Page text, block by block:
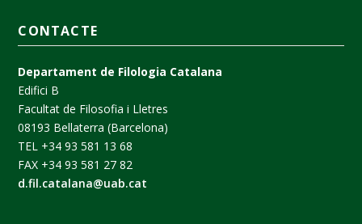
CONTACTE
Departament de Filologia Catalana
Edifici B
Facultat de Filosofia i Lletres
08193 Bellaterra (Barcelona)
TEL +34 93 581 13 68
FAX +34 93 581 27 82
d.fil.catalana@uab.cat